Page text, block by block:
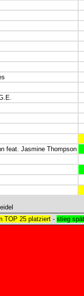
feat. Jasmine Thompson
TOP 25 platziert - stieg